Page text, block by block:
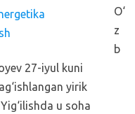
O‘
z
b
27-iyul kuni
yirik
u soha